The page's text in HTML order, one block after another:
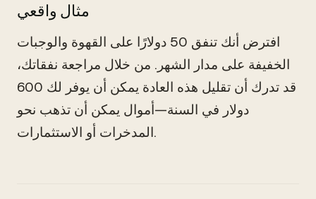
مثال واقعي
افترض أنك تنفق 50 دولارًا على القهوة والوجبات
الخفيفة على مدار الشهر. من خلال مراجعة نفقاتك،
قد تدرك أن تقليل هذه العادة يمكن أن يوفر لك 600
دولار في السنة—أموال يمكن أن تذهب نحو
المدخرات أو الاستثمارات.